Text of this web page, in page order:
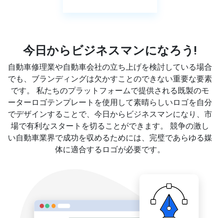
今日からビジネスマンになろう!
自動車修理業や自動車会社の立ち上げを検討している場合
でも、ブランディングは欠かすことのできない重要な要素
です。 私たちのプラットフォームで提供される既製のモ
ーターロゴテンプレートを使用して素晴らしいロゴを自分
でデザインすることで、今日からビジネスマンになり、市
場で有利なスタートを切ることができます。 競争の激し
い自動車業界で成功を収めるためには、完璧であらゆる媒
体に適合するロゴが必要です。